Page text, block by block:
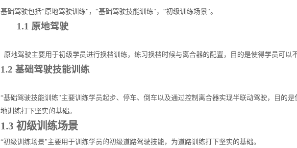
基础驾驶包括“原地驾驶训练"，“基础驾驶技能训练"，“初级训练场景"。
1.1 原地驾驶
原地驾驶主要用于初级学员进行换档训练，练习换档时候与离合器的配置，目的是使得学员可以
1.2 基础驾驶技能训练
“基础驾驶技能训练"主要训练学员起步、停车、倒车以及通过控制离合器实现半联动驾驶，目的
地训练打下坚实的基础。
1.3 初级训练场景
“初级训练场景"主要用于训练学员的初级道路驾驶技能，为道路训练打下坚实的基础。